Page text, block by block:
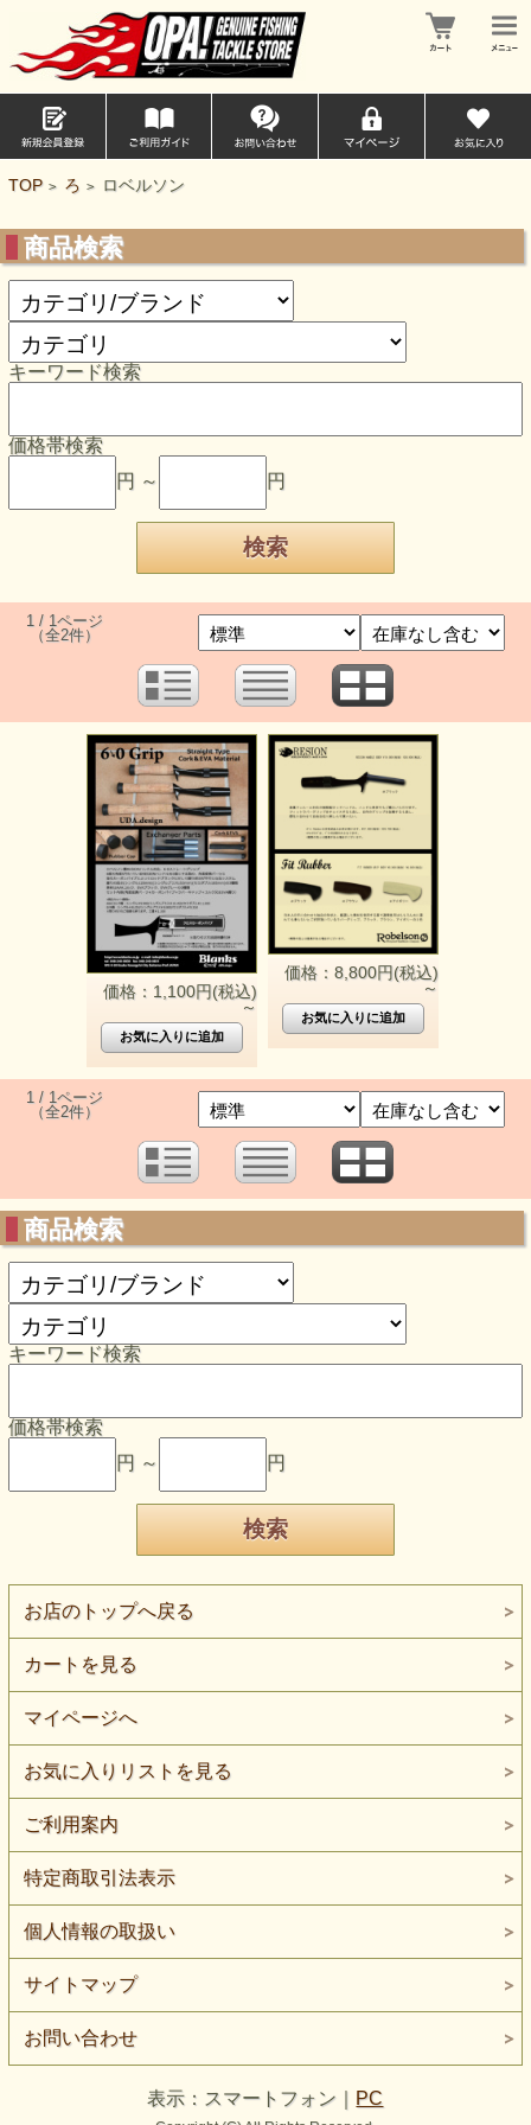
TOP > ろ > ロベルソン
商品検索
キーワード検索
価格帯検索
円 ～
円
1 / 1ページ
（全2件）
価格：1,100円(税込)
～
価格：8,800円(税込)
～
1 / 1ページ
（全2件）
商品検索
キーワード検索
価格帯検索
円 ～
円
お店のトップへ戻る
カートを見る
マイページへ
お気に入りリストを見る
ご利用案内
特定商取引法表示
個人情報の取扱い
サイトマップ
お問い合わせ
表示：スマートフォン｜ PC